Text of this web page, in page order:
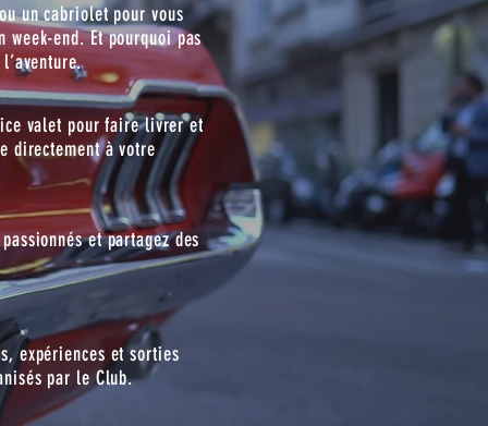
un cabriolet pour vous
week-end. Et pourquoi pas
valet pour faire livrer et
directement à votre
et partagez des
expériences et sorties
par le Club.